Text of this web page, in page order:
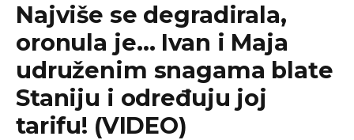
Najviše se degradirala,
oronula je… Ivan i Maja
udruženim snagama blate
Staniju i određuju joj
tarifu! (VIDEO)